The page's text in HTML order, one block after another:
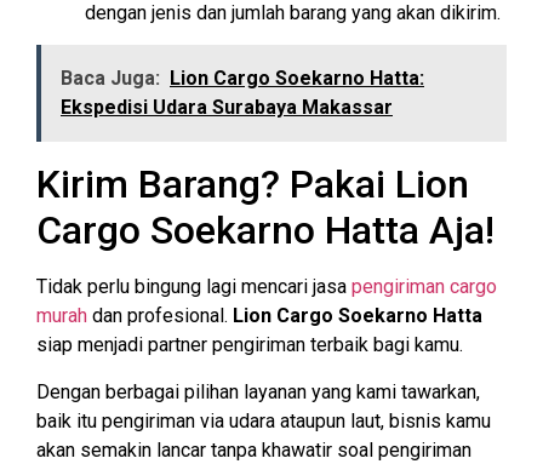
dengan jenis dan jumlah barang yang akan dikirim.
Baca Juga:
Lion Cargo Soekarno Hatta:
Ekspedisi Udara Surabaya Makassar
Kirim Barang? Pakai Lion
Cargo Soekarno Hatta Aja!
Tidak perlu bingung lagi mencari jasa pengiriman cargo
murah dan profesional. Lion Cargo Soekarno Hatta
siap menjadi partner pengiriman terbaik bagi kamu.
Dengan berbagai pilihan layanan yang kami tawarkan,
baik itu pengiriman via udara ataupun laut, bisnis kamu
akan semakin lancar tanpa khawatir soal pengiriman